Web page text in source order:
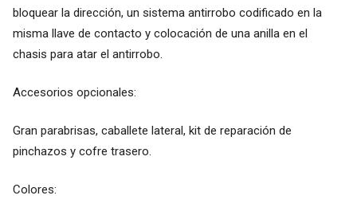
bloquear la dirección, un sistema antirrobo codificado en la
misma llave de contacto y colocación de una anilla en el
chasis para atar el antirrobo.
Accesorios opcionales:
Gran parabrisas, caballete lateral, kit de reparación de
pinchazos y cofre trasero.
Colores: